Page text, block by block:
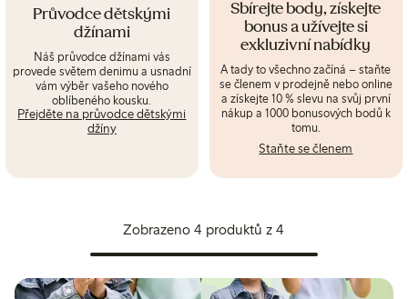
Průvodce dětskými
džínami
Náš průvodce džínami vás
provede světem denimu a usnadní
vám výběr vašeho nového
oblíbeného kousku.
Přejděte na průvodce dětskými
džíny
Sbírejte body, získejte
bonus a užívejte si
exkluzivní nabídky
A tady to všechno začíná – staňte
se členem v prodejně nebo online
a získejte 10 % slevu na svůj první
nákup a 1000 bonusových bodů k
tomu.
Staňte se členem
Zobrazeno 4 produktů z 4